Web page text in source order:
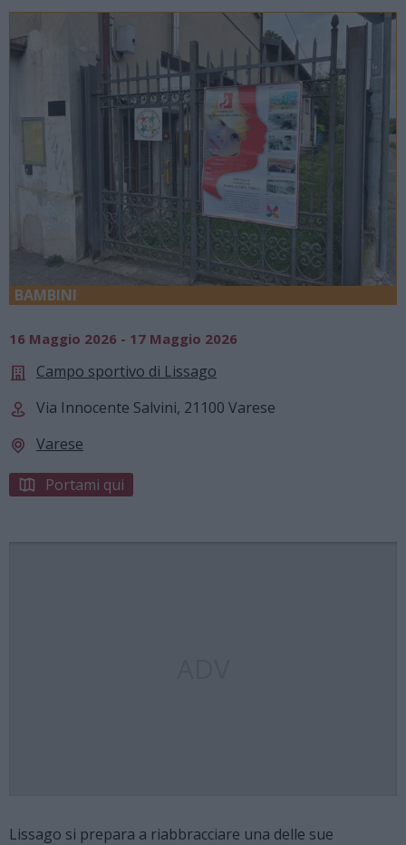
BAMBINI
16 Maggio 2026 - 17 Maggio 2026
Campo sportivo di Lissago
Via Innocente Salvini, 21100 Varese
Varese
Portami qui
Lissago si prepara a riabbracciare una delle sue